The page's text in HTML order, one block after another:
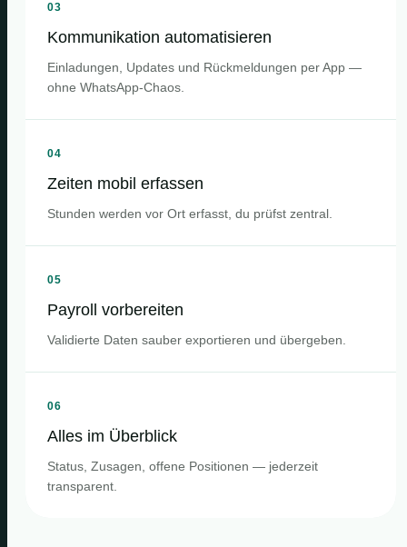
03
Kommunikation automatisieren
Einladungen, Updates und Rückmeldungen per App —
ohne WhatsApp-Chaos.
04
Zeiten mobil erfassen
Stunden werden vor Ort erfasst, du prüfst zentral.
05
Payroll vorbereiten
Validierte Daten sauber exportieren und übergeben.
06
Alles im Überblick
Status, Zusagen, offene Positionen — jederzeit
transparent.